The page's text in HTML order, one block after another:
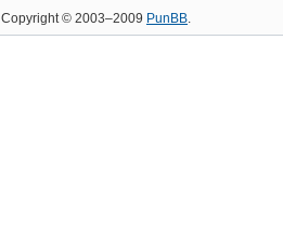
. Copyright © 2003–2009 PunBB